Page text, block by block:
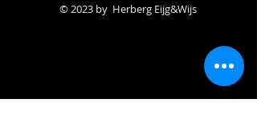
© 2023 by Herberg Eijg&Wijs